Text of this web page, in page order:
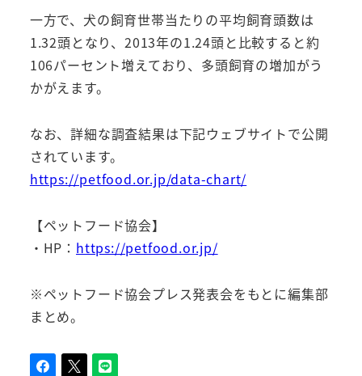
一方で、犬の飼育世帯当たりの平均飼育頭数は
1.32頭となり、2013年の1.24頭と比較すると約
106パーセント増えており、多頭飼育の増加がう
かがえます。
なお、詳細な調査結果は下記ウェブサイトで公開
されています。
https://petfood.or.jp/data-chart/
【ペットフード協会】
・HP： https://petfood.or.jp/
※ペットフード協会プレス発表会をもとに編集部
まとめ。